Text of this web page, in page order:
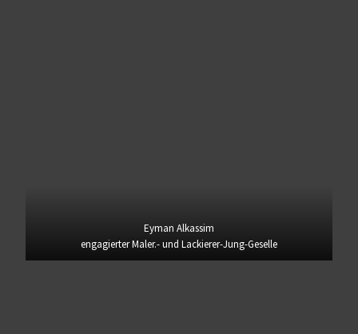
Eyman Alkassim
engagierter Maler.- und Lackierer-Jung-Geselle